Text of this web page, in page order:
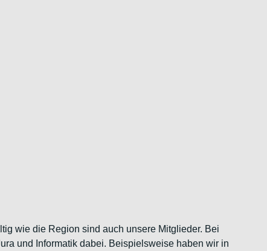
wie die Region sind auch unsere Mitglieder. Bei
und Informatik dabei. Beispielsweise haben wir in